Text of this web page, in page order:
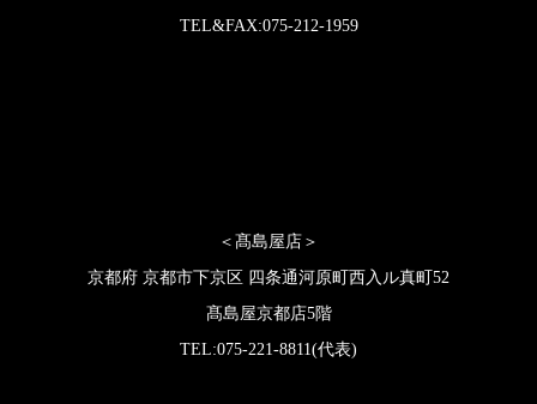
TEL&FAX:075-212-1959
＜髙島屋店＞
京都府 京都市下京区 四条通河原町西入ル真町52
髙島屋京都店5階
TEL:075-221-8811(代表)